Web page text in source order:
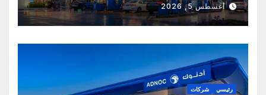
أغسطس 5, 2026
رئيسي شركات